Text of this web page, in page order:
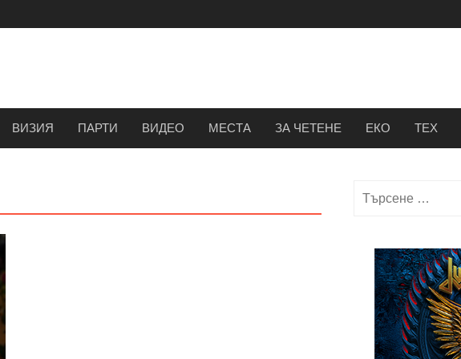
ВИЗИЯ ПАРТИ ВИДЕО МЕСТА ЗА ЧЕТЕНЕ ЕКО ТЕХ
Търсене